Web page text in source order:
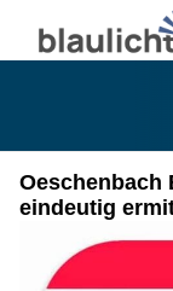
Oeschenbach
eindeutig